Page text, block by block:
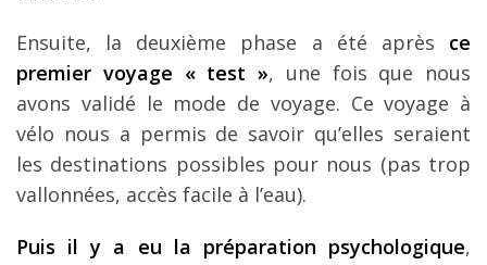
Ensuite, la deuxième phase a été après ce
premier voyage « test », une fois que nous
avons validé le mode de voyage. Ce voyage à
vélo nous a permis de savoir qu’elles seraient
les destinations possibles pour nous (pas trop
vallonnées, accès facile à l’eau).
Puis il y a eu la préparation psychologique,